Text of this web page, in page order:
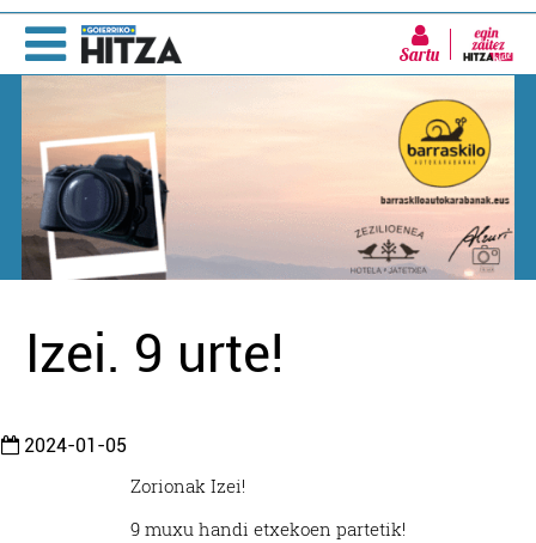
Sartu
Izei. 9 urte!
2024-01-05
Zorionak Izei!
9 muxu handi etxekoen partetik!